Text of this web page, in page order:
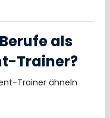
als
Trainer?
Trainer ähneln